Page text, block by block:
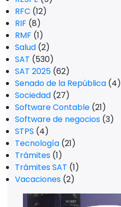
RFC (12)
RIF (8)
RMF (1)
Salud (2)
SAT (530)
SAT 2025 (62)
Senado de la República (4)
Sociedad (27)
Software Contable (21)
Software de negocios (3)
STPS (4)
Tecnología (21)
Trámites (1)
Trámites SAT (1)
Vacaciones (2)